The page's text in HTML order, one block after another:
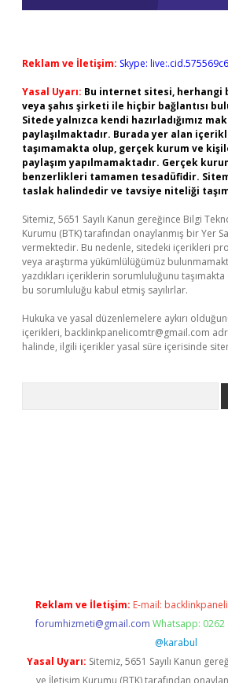
Reklam ve İletişim: Skype:
Yasal Uyarı: Bu internet sitesi, herhangi
veya şahıs şirketi ile hiçbir bağlantısı
Sitede yalnızca kendi hazırladığımız
paylaşılmaktadır. Burada yer alan
taşımamakta olup, gerçek kurum ve
paylaşım yapılmamaktadır. Gerçek
benzerlikleri tamamen tesadüfidir.
taslak halindedir ve tavsiye niteliği
Sitemiz, 5651 Sayılı Kanun gereğince Bilgi
Kurumu (BTK) tarafından onaylanmış bir Yer
vermektedir. Bu nedenle, sitedeki içerikleri
veya araştırma yükümlülüğümüz
yazdıkları içeriklerin sorumluluğunu
bu sorumluluğu kabul etmiş sayılırlar.
Hukuka ve yasal düzenlemelere aykırı
içerikleri, backlinkpanelicomtr@gmail.com
halinde, ilgili içerikler yasal süre içerisinde
Reklam ve İletişim: E-mail:
forumhizmeti@gmail.com Whatsapp: 0262
@karabul
Yasal Uyarı: Sitemiz, 5651 Sayılı Kanun
ve İletişim Kurumu (BTK) tarafından